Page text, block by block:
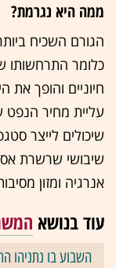
ממה היא נגרמת?
הגורם השכיח
כלומר התרחשותו
חיוניים והופך
עליית מחיר הנפט
שיכולים לייצר
שיבושי שרשרת
אנרגיה ומזון
עוד בנושא
השבוע בו נתניהו